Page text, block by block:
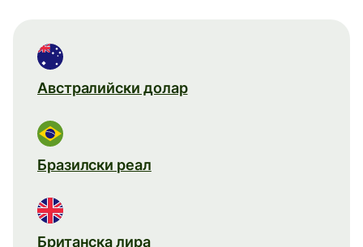
Австралийски долар
Бразилски реал
Британска лира